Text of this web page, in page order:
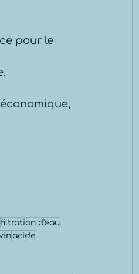
pour le
filtration d'eau
acide